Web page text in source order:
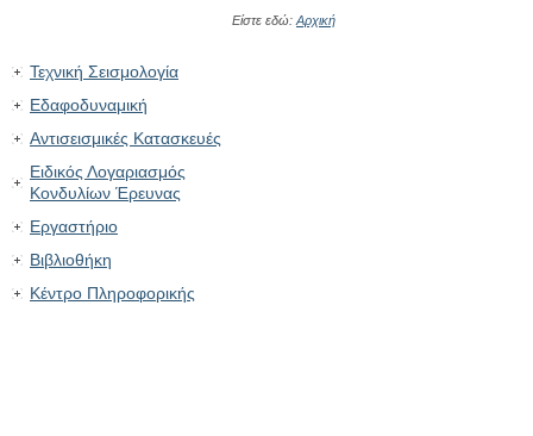
Τεχνική Σεισμολογία
Εδαφοδυναμική
Αντισεισμικές Κατασκευές
Ειδικός Λογαριασμός
Κονδυλίων Έρευνας
Εργαστήριο
Βιβλιοθήκη
Κέντρο Πληροφορικής
Είστε εδώ: Αρχική